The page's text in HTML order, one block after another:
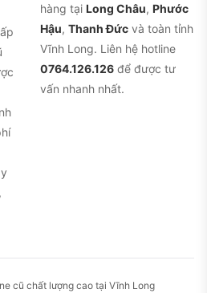
hàng tại Long Châu, Phước
Hậu, Thanh Đức và toàn tỉnh
Vĩnh Long. Liên hệ hotline
0764.126.126 để được tư
vấn nhanh nhất.
cũ chất lượng cao tại Vĩnh Long